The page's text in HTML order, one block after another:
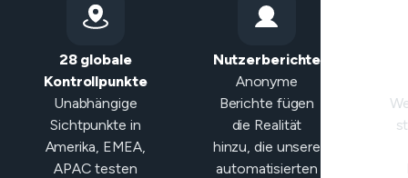
28 globale
Kontrollpunkte
Unabhängige
Sichtpunkte in
Amerika, EMEA,
APAC testen
Nutzerberichte
Anonyme
Berichte fügen
die Realität
hinzu, die unsere
automatisierten